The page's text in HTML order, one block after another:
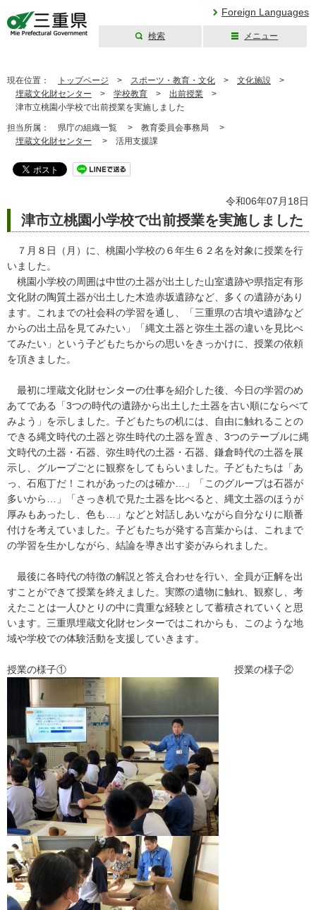
Foreign Languages
検索 メニュー
現在位置： トップページ > スポーツ・教育・文化 > 文化施設 >
埋蔵文化財センター > 学校教育 > 出前授業 >
津市立桃園小学校で出前授業を実施しました
担当所属： 県庁の組織一覧 > 教育委員会事務局 >
埋蔵文化財センター > 活用支援課
令和06年07月18日
津市立桃園小学校で出前授業を実施しました
７月８日（月）に、桃園小学校の６年生６２名を対象に授業を行
いました。
桃園小学校の周囲は中世の土器が出土した山室遺跡や県指定有形
文化財の陶質土器が出土した木造赤坂遺跡など、多くの遺跡があり
ます。これまでの社会科の学習を通し、「三重県の古墳や遺跡など
からの出土品を見てみたい」「縄文土器と弥生土器の違いを見比べ
てみたい」という子どもたちからの思いをきっかけに、授業の依頼
を頂きました。
最初に埋蔵文化財センターの仕事を紹介した後、今日の学習のめ
あてである「3つの時代の遺跡から出土した土器を古い順にならべて
みよう」を示しました。子どもたちの机には、自由に触れることの
できる縄文時代の土器と弥生時代の土器を置き、3つのテーブルに縄
文時代の土器・石器、弥生時代の土器・石器、鎌倉時代の土器を展
示し、グループごとに観察をしてもらいました。子どもたちは「あ
っ、石庖丁だ！これがあったのは確か…」「このグループは石器が
多いから…」「さっき机で見た土器を比べると、縄文土器のほうが
厚みもあったし、色も…」などと対話しあいながら自分なりに順番
付けを考えていました。子どもたちが発する言葉からは、これまで
の学習を生かしながら、結論を導き出す姿がみられました。
最後に各時代の特徴の解説と答え合わせを行い、全員が正解を出
すことができて授業を終えました。実際の遺物に触れ、観察し、考
えたことは一人ひとりの中に貴重な経験として蓄積されていくと思
います。三重県埋蔵文化財センターではこれからも、このような地
域や学校での体験活動を支援していきます。
授業の様子① 授業の様子②